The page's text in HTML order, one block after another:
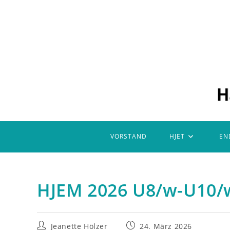
VORSTAND HJET
HJEM 2026 U8/w-
Beitrags-
Jeanette Hölzer
Beitrag24. März 2026